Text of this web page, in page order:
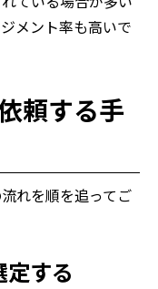
メント率も高いで
頼する手
れを順を追ってご
する